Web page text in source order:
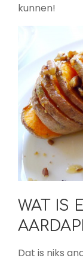
kunnen!
WAT IS
Dat is niks